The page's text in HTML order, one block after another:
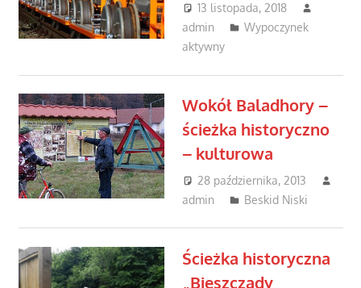
13 listopada, 2018
admin
Wypoczynek
aktywny
Wokół Baladhory –
ścieżka historyczno
– kulturowa
28 października, 2013
admin
Beskid Niski
Ścieżka historyczna
„Bieszczady